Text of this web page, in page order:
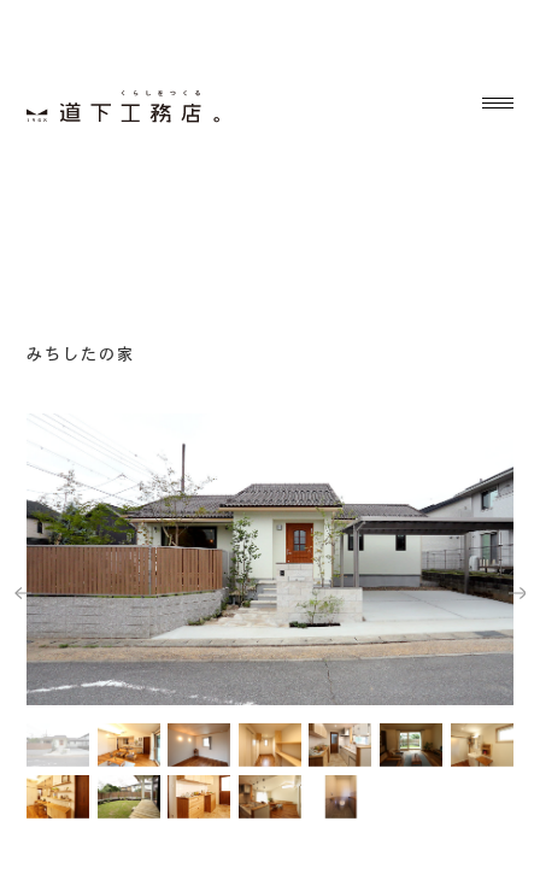
みちしたの家